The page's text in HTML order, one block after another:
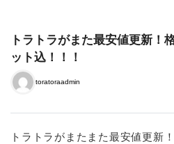
トラトラがまた最安値更新！
ット込！！！
toratoraadmin
トラトラがまたまた最安値更新！